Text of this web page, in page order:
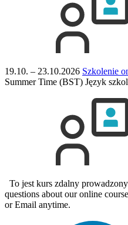
19.10. – 23.10.2026 Szkolenie
Summer Time (BST) Język
To jest kurs zdalny
questions about our online
or Email anytime.